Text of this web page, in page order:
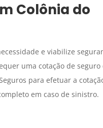
Colônia do
e viabilize
uma cotação de seguro
para efetuar a
em caso de sinistro.